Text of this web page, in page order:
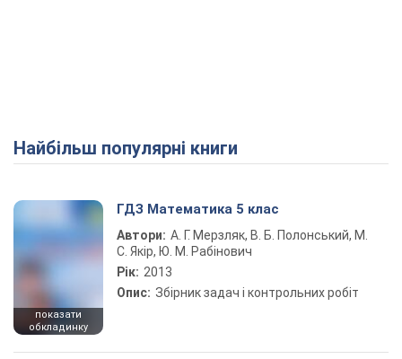
Найбільш популярні книги
показати
обкладинку
ГДЗ Математика 5 клас
Автори: А. Г. Мерзляк, В. Б. Полонський, М.
С. Якір, Ю. М. Рабінович
Рік: 2013
Опис: Збірник задач і контрольних робіт